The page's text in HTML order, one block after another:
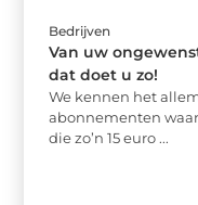
Bedrijven
Van uw
dat doet u zo!
We kennen het
abonnementen
die zo’n 15 euro ...